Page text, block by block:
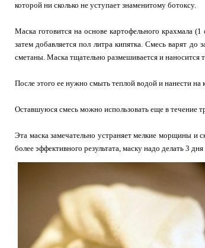
которой ни сколько не уступает знаменитому ботоксу.
Маска готовится на основе картофельного крахмала
затем добавляется пол литра кипятка. Смесь варят до
сметаны. Маска тщательно размешивается и наносится
После этого ее нужно смыть теплой водой и нанести
Оставшуюся смесь можно использовать еще в течение
Эта маска замечательно устраняет мелкие морщины и
более эффективного результата, маску надо делать 3